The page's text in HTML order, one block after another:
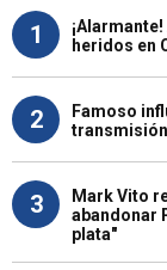
1
heridos en
2
Famoso
3
Mark Vito
abandonar
plata"